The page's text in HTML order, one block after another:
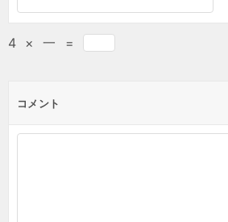
4 × 一 =
コメント